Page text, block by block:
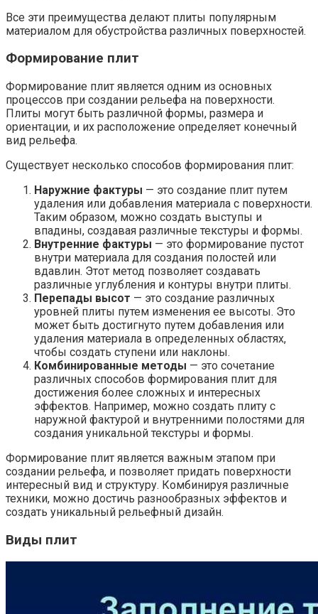
Все эти преимущества делают плиты популярным
материалом для обустройства различных поверхностей.
Формирование плит
Формирование плит является одним из основных
процессов при создании рельефа на поверхности.
Плиты могут быть различной формы, размера и
ориентации, и их расположение определяет конечный
вид рельефа.
Существует несколько способов формирования плит:
Наружние фактуры — это создание плит путем
удаления или добавления материала с поверхности.
Таким образом, можно создать выступы и
впадины, создавая различные текстуры и формы.
Внутренние фактуры — это формирование пустот
внутри материала для создания полостей или
вдавлин. Этот метод позволяет создавать
различные углубления и контуры внутри плиты.
Перепады высот — это создание различных
уровней плиты путем изменения ее высоты. Это
может быть достигнуто путем добавления или
удаления материала в определенных областях,
чтобы создать ступени или наклоны.
Комбинированные методы — это сочетание
различных способов формирования плит для
достижения более сложных и интересных
эффектов. Например, можно создать плиту с
наружной фактурой и внутренними полостями для
создания уникальной текстуры и формы.
Формирование плит является важным этапом при
создании рельефа, и позволяет придать поверхности
интересный вид и структуру. Комбинируя различные
техники, можно достичь разнообразных эффектов и
создать уникальный рельефный дизайн.
Виды плит